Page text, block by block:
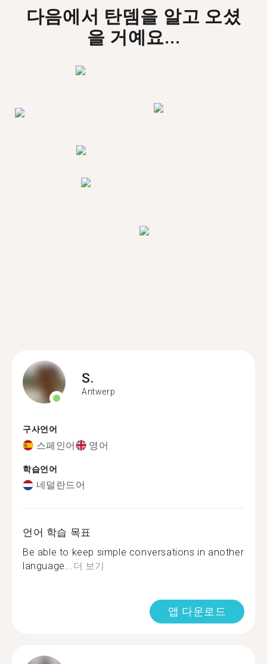
다음에서 탄뎀을 알고 오셨
을 거예요...
S.
Antwerp
구사언어
스페인어 영어
학습언어
네덜란드어
언어 학습 목표
Be able to keep simple conversations in another
language...더 보기
앱 다운로드